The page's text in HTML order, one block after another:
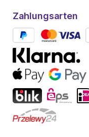
Zahlungsarten